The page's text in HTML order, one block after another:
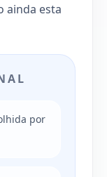
ainda esta
por